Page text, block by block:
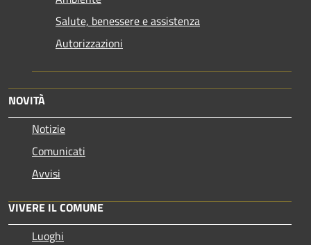
Salute, benessere e assistenza
Autorizzazioni
NOVITÀ
Notizie
Comunicati
Avvisi
VIVERE IL COMUNE
Luoghi